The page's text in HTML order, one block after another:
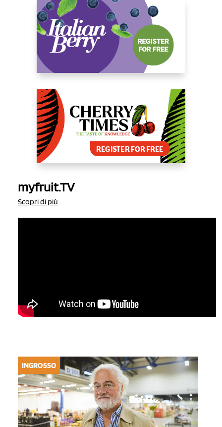
myfruit.TV
Scopri di più
INGROSSO